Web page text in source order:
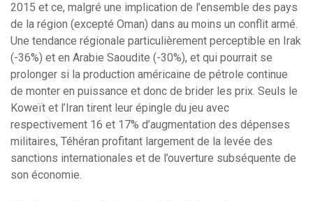
2015 et ce, malgré une implication de l’ensemble des pays
de la région (excepté Oman) dans au moins un conflit armé.
Une tendance régionale particulièrement perceptible en Irak
(-36%) et en Arabie Saoudite (-30%), et qui pourrait se
prolonger si la production américaine de pétrole continue
de monter en puissance et donc de brider les prix. Seuls le
Koweït et l’Iran tirent leur épingle du jeu avec
respectivement 16 et 17% d’augmentation des dépenses
militaires, Téhéran profitant largement de la levée des
sanctions internationales et de l’ouverture subséquente de
son économie.